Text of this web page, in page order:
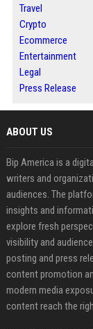
Travel
Crypto
Ecommerce
Entertainment
Legal
Press Release
ABOUT US
Bip America is a
writers and
audiences. The
insights and
explore fresh
visibility and
posting and press
content promotion
modern media
content reach the